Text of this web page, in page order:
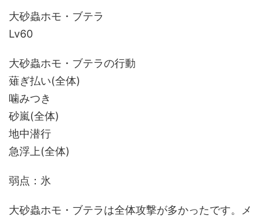
大砂蟲ホモ・ブテラ
Lv60
大砂蟲ホモ・ブテラの行動
薙ぎ払い(全体)
噛みつき
砂嵐(全体)
地中潜行
急浮上(全体)
弱点：氷
大砂蟲ホモ・ブテラは全体攻撃が多かったです。メ